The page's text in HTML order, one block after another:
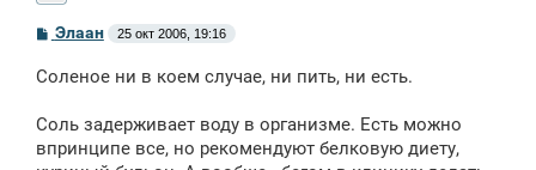
С
о
б
н
и
Элаан 25 окт 2006, 19:16
Соленое ни в коем случае, ни пить, ни есть.
Соль задерживает воду в организме. Есть можно
впринципе все, но рекомендуют белковую диету,